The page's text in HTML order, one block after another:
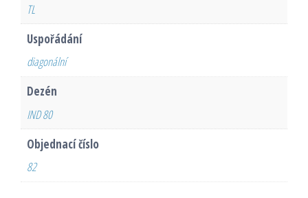
TL
Uspořádání
diagonální
Dezén
IND 80
Objednací číslo
82